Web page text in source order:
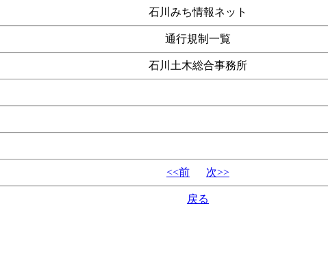
石川みち情報ネット
通行規制一覧
石川土木総合事務所
<<前 次>>
戻る